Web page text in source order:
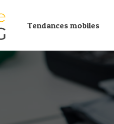
Tendances mobiles